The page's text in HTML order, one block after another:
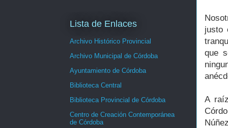
justo
que
A
Lista de Enlaces
Archivo Histórico Provincial
Archivo Municipal de Córdoba
Ayuntamiento de Córdoba
Biblioteca Central
Biblioteca Provincial de Córdoba
Centro de Creación Contemporánea
de Córdoba